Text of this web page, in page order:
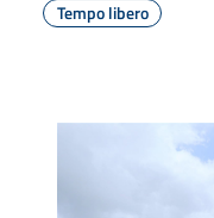
Tempo libero